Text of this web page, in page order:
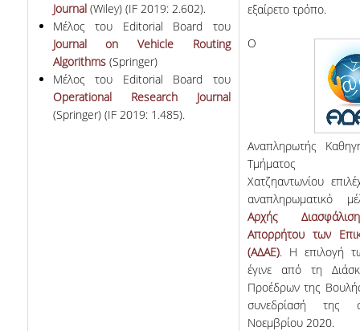
Journal (Wiley) (IF 2019: 2.602).
Μέλος του Editorial Board του
Journal on Vehicle Routing
Algorithms(Springer)
Μέλος του Editorial Board του
Operational Research Journal
(Springer) (IF 2019: 1.485).
εξαίρετο τρόπο.
O
Αναπληρωτής
Τμήματος
Χατζηαντωνίου
αναπληρωματικό
Αρχής
Απορρήτου των
(ΑΔΑΕ). Η επιλογή
έγινε από τη
Προέδρων της
συνεδρίασή της
Νοεμβρίου 2020.